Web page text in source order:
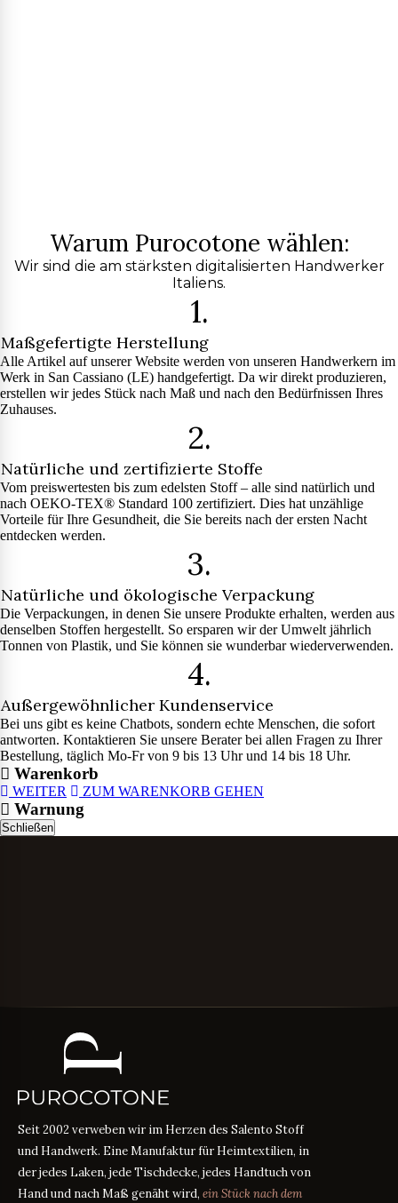
Warum Purocotone wählen:
Wir sind die am stärksten digitalisierten Handwerker
Italiens.
1.
Maßgefertigte Herstellung
Alle Artikel auf unserer Website werden von unseren Handwerkern im
Werk in San Cassiano (LE) handgefertigt. Da wir direkt produzieren,
erstellen wir jedes Stück nach Maß und nach den Bedürfnissen Ihres
Zuhauses.
2.
Natürliche und zertifizierte Stoffe
Vom preiswertesten bis zum edelsten Stoff – alle sind natürlich und
nach OEKO-TEX® Standard 100 zertifiziert. Dies hat unzählige
Vorteile für Ihre Gesundheit, die Sie bereits nach der ersten Nacht
entdecken werden.
3.
Natürliche und ökologische Verpackung
Die Verpackungen, in denen Sie unsere Produkte erhalten, werden aus
denselben Stoffen hergestellt. So ersparen wir der Umwelt jährlich
Tonnen von Plastik, und Sie können sie wunderbar wiederverwenden.
4.
Außergewöhnlicher Kundenservice
Bei uns gibt es keine Chatbots, sondern echte Menschen, die sofort
antworten. Kontaktieren Sie unsere Berater bei allen Fragen zu Ihrer
Bestellung, täglich Mo-Fr von 9 bis 13 Uhr und 14 bis 18 Uhr.
Warenkorb
WEITER ZUM WARENKORB GEHEN
Warnung
Schließen
Seit 2002 verweben wir im Herzen des Salento Stoff
und Handwerk. Eine Manufaktur für Heimtextilien, in
der jedes Laken, jede Tischdecke, jedes Handtuch von
Hand und nach Maß genäht wird, ein Stück nach dem